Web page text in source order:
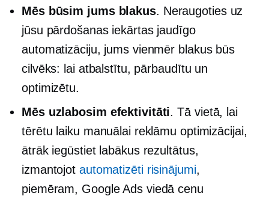
Mēs būsim jums blakus. Neraugoties uz
jūsu pārdošanas iekārtas jaudīgo
automatizāciju, jums vienmēr blakus būs
cilvēks: lai atbalstītu, pārbaudītu un
optimizētu.
Mēs uzlabosim efektivitāti. Tā vietā, lai
tērētu laiku manuālai reklāmu optimizācijai,
ātrāk iegūstiet labākus rezultātus,
izmantojot automatizēti risinājumi,
piemēram, Google Ads viedā cenu